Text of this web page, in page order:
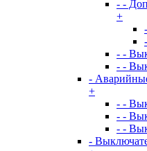
- -
+
- -
- -
-
+
- -
- -
- -
-